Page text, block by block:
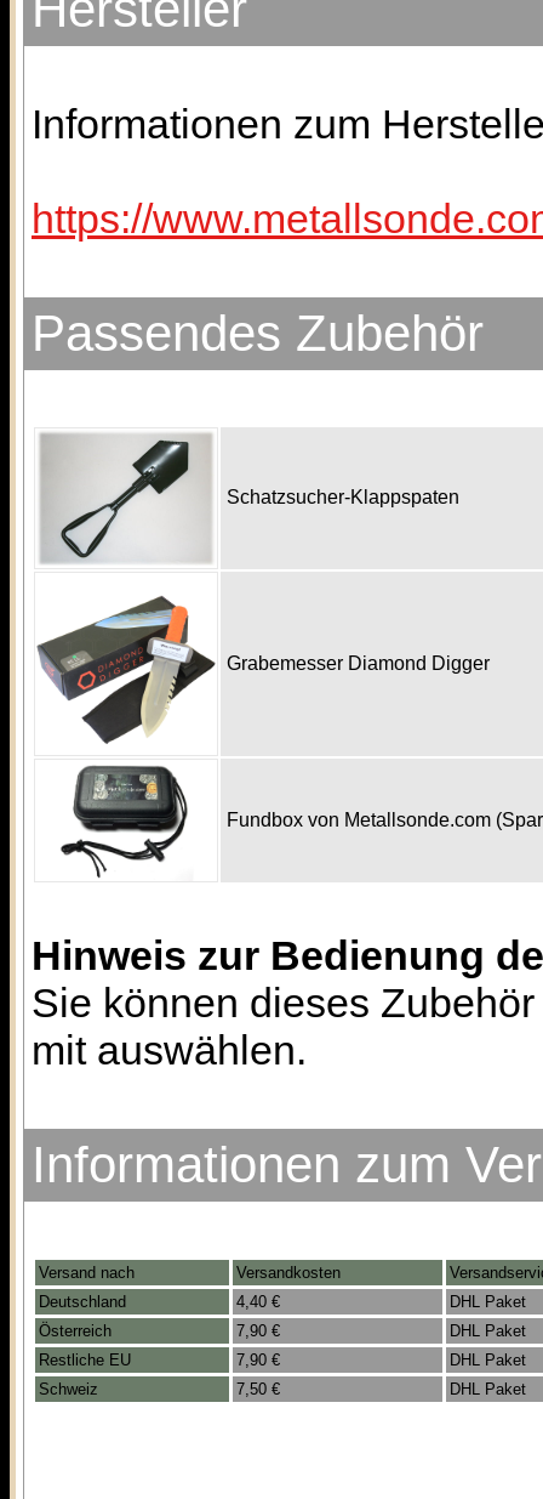
Informationen zum
https://
Passendes Zubehör
Schatzsucher-Klappspaten
Grabemesser Diamond Digger
Fundbox von Metallsonde.com
Hinweis zur Bedienung
Sie können dieses
mit auswählen.
Informationen zum
Versand nach Versandkosten
Deutschland
4,40 €
DHL Paket
Österreich
7,90 €
DHL Paket
Restliche EU
7,90 €
DHL Paket
Schweiz
7,50 € DHL Paket